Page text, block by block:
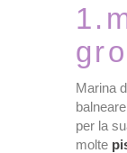
Marina
per la
molte